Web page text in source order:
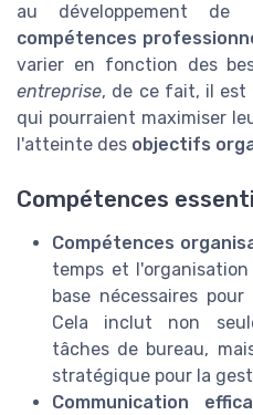
au développement de
compétences
varier en fonction des
entreprise, de ce fait, il est
qui pourraient maximiser
l'atteinte des objectifs
Compétences
Compétences
temps et
base nécessaires
Cela inclut non
tâches de bureau,
stratégique pour la
Communication